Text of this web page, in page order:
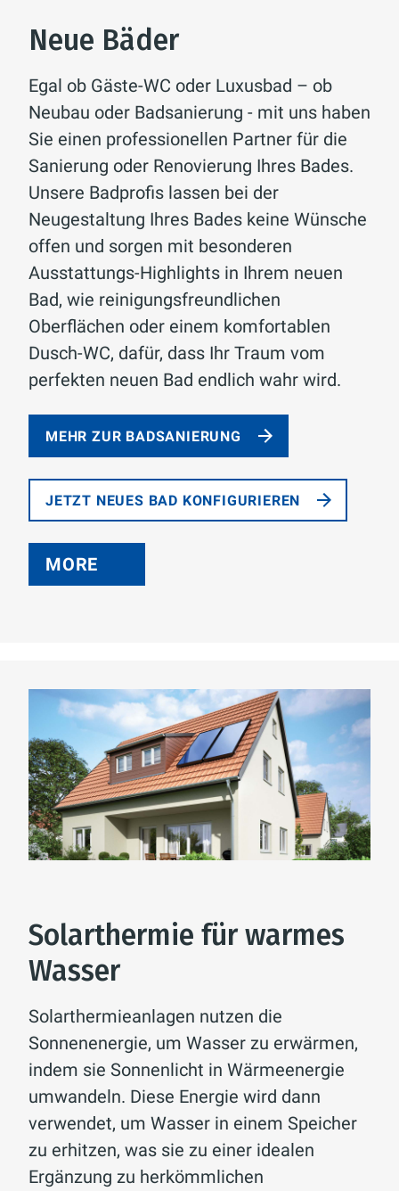
Neue Bäder
Egal ob Gäste-WC oder Luxusbad – ob
Neubau oder Badsanierung - mit uns haben
Sie einen professionellen Partner für die
Sanierung oder Renovierung Ihres Bades.
Unsere Badprofis lassen bei der
Neugestaltung Ihres Bades keine Wünsche
offen und sorgen mit besonderen
Ausstattungs-Highlights in Ihrem neuen
Bad, wie reinigungsfreundlichen
Oberflächen oder einem komfortablen
Dusch-WC, dafür, dass Ihr Traum vom
perfekten neuen Bad endlich wahr wird.
MEHR ZUR BADSANIERUNG
JETZT NEUES BAD KONFIGURIEREN
MORE
Solarthermie für warmes
Wasser
Solarthermieanlagen nutzen die
Sonnenenergie, um Wasser zu erwärmen,
indem sie Sonnenlicht in Wärmeenergie
umwandeln. Diese Energie wird dann
verwendet, um Wasser in einem Speicher
zu erhitzen, was sie zu einer idealen
Ergänzung zu herkömmlichen